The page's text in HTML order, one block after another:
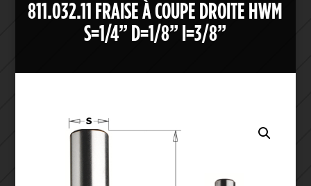
811.032.11 FRAISE À COUPE DROITE HWM
S=1/4” D=1/8” I=3/8”